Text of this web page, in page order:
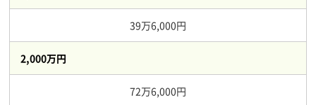
39万6,000円
2,000万円
72万6,000円